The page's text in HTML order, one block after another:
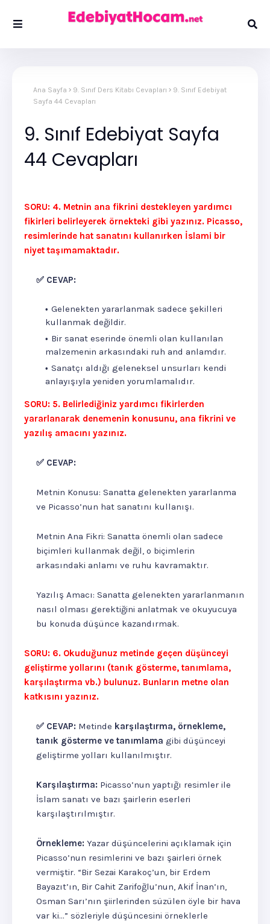
Ana Sayfa 9. Sınıf Ders Kitabı Cevapları
9. Sınıf Edebiyat
Sayfa 44 Cevapları
9. Sınıf Edebiyat Sayfa
44 Cevapları
SORU: 4. Metnin ana fikrini destekleyen yardımcı
fikirleri belirleyerek örnekteki gibi yazınız. Picasso,
resimlerinde hat sanatını kullanırken İslami bir
niyet taşımamaktadır.
✅ CEVAP:
Gelenekten yararlanmak sadece şekilleri
kullanmak değildir.
Bir sanat eserinde önemli olan kullanılan
malzemenin arkasındaki ruh and anlamdır.
Sanatçı aldığı geleneksel unsurları kendi
anlayışıyla yeniden yorumlamalıdır.
SORU: 5. Belirlediğiniz yardımcı fikirlerden
yararlanarak denemenin konusunu, ana fikrini ve
yazılış amacını yazınız.
✅ CEVAP:
Metnin Konusu: Sanatta gelenekten yararlanma
ve Picasso’nun hat sanatını kullanışı.
Metnin Ana Fikri: Sanatta önemli olan sadece
biçimleri kullanmak değil, o biçimlerin
arkasındaki anlamı ve ruhu kavramaktır.
Yazılış Amacı: Sanatta gelenekten yararlanmanın
nasıl olması gerektiğini anlatmak ve okuyucuya
bu konuda düşünce kazandırmak.
SORU: 6. Okuduğunuz metinde geçen düşünceyi
geliştirme yollarını (tanık gösterme, tanımlama,
karşılaştırma vb.) bulunuz. Bunların metne olan
katkısını yazınız.
✅ CEVAP: Metinde karşılaştırma, örnekleme,
tanık gösterme ve tanımlama gibi düşünceyi
geliştirme yolları kullanılmıştır.
Karşılaştırma: Picasso’nun yaptığı resimler ile
İslam sanatı ve bazı şairlerin eserleri
karşılaştırılmıştır.
Örnekleme: Yazar düşüncelerini açıklamak için
Picasso’nun resimlerini ve bazı şairleri örnek
vermiştir. “Bir Sezai Karakoç’un, bir Erdem
Bayazıt’ın, Bir Cahit Zarifoğlu’nun, Akif İnan’ın,
Osman Sarı’nın şiirlerinden süzülen öyle bir hava
var ki...” sözleriyle düşüncesini örneklerle